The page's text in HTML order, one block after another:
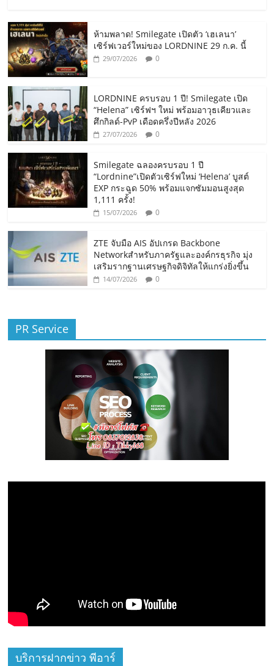
ห้ามพลาด! Smilegate เปิดตัว ‘เฮเลนา’
เซิร์ฟเวอร์ใหม่ของ LORDNINE 29 ก.ค. นี้
29/07/2026 0
LORDNINE ครบรอบ 1 ปี! Smilegate เปิด
“Helena” เซิร์ฟฯ ใหม่ พร้อมอาวุธเคียวและ
ศึกกิลด์-PvP เดือดครึ่งปีหลัง 2026
27/07/2026 0
Smilegate ฉลองครบรอบ 1 ปี
“Lordnine”เปิดตัวเซิร์ฟใหม่ ‘Helena’ บูสต์
EXP กระฉูด 50% พร้อมแจกซัมมอนสูงสุด
1,111 ครั้ง!
15/07/2026 0
ZTE จับมือ AIS อัปเกรด Backbone
Networkสำหรับภาครัฐและองค์กรธุรกิจ มุ่ง
เสริมรากฐานเศรษฐกิจดิจิทัลให้แกร่งยิ่งขึ้น
14/07/2026 0
PR Service
บริการฝากข่าว พีอาร์